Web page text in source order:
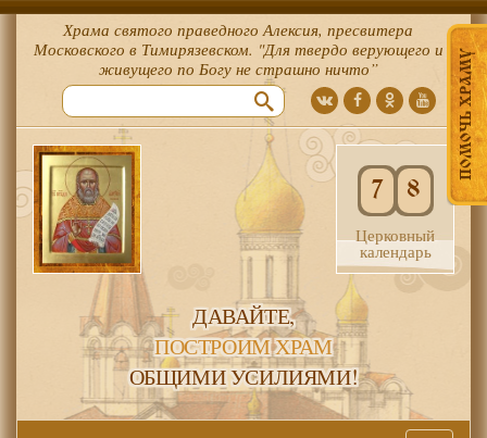
ПОМОЧЬ ХРАМУ
Храма святого праведного Алексия, пресвитера
Московского в Тимирязевском. "Для твердо верующего и
живущего по Богу не страшно ничто”
7 8
Церковный
календарь
ДАВАЙТЕ,
ПОСТРОИМ ХРАМ
ОБЩИМИ УСИЛИЯМИ!